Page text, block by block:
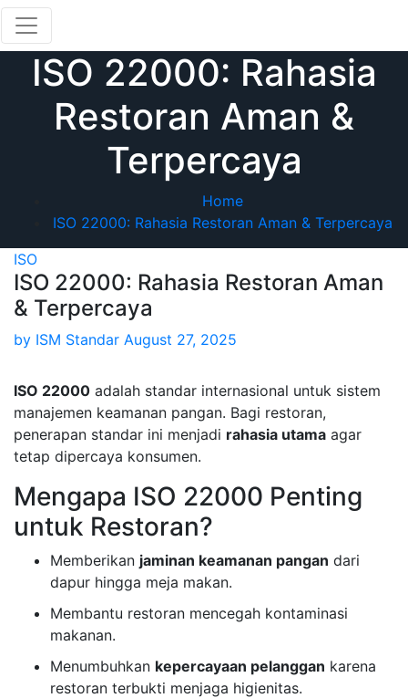
Skip
contentISO 22000: Rahasia
Restoran Aman &
Terpercaya
Home
ISO 22000: Rahasia Restoran Aman & Terpercaya
ISO
ISO 22000: Rahasia Restoran Aman
& Terpercaya
by ISM Standar August 27, 2025
ISO 22000 adalah standar internasional untuk sistem
manajemen keamanan pangan. Bagi restoran,
penerapan standar ini menjadi rahasia utama agar
tetap dipercaya konsumen.
Mengapa ISO 22000 Penting
untuk Restoran?
Memberikan jaminan keamanan pangan dari
dapur hingga meja makan.
Membantu restoran mencegah kontaminasi
makanan.
Menumbuhkan kepercayaan pelanggan karena
restoran terbukti menjaga higienitas.